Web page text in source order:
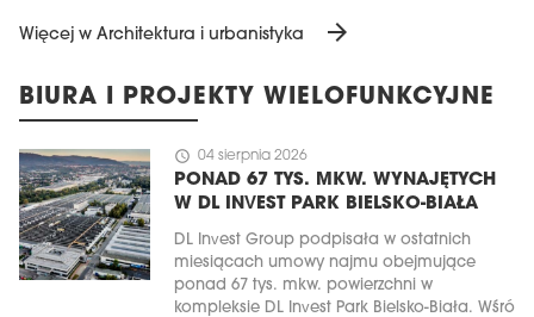
Więcej w Architektura i urbanistyka arrow_forward
BIURA I PROJEKTY WIELOFUNKCYJNE
schedule 04 sierpnia 2026
PONAD 67 TYS. MKW. WYNAJĘTYCH
W DL INVEST PARK BIELSKO-BIAŁA
DL Invest Group podpisała w ostatnich
miesiącach umowy najmu obejmujące
ponad 67 tys. mkw. powierzchni w
kompleksie DL Invest Park Bielsko-Biała. Wśró